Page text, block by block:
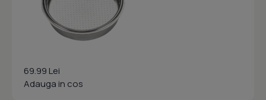
69.99 Lei
Adauga in cos